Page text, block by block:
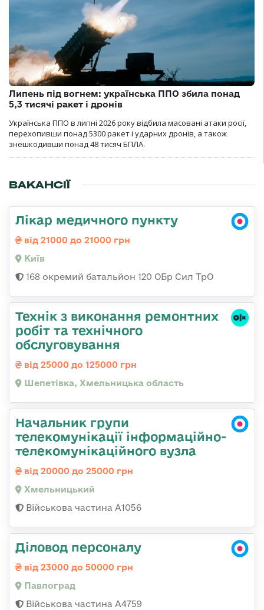
Липень під вогнем: українська ППО збила понад
5,3 тисячі ракет і дронів
Українська ППО в липні 2026 року відбила масовані атаки росії,
перехопивши понад 5300 ракет і ударних дронів, а також
знешкодивши понад 48 тисяч БПЛА.
ВАКАНСІЇ
Лікар медичного пункту
від 21000 до 21000 грн
Київ
168 окремий батальйон 120 ОБр Cил ТрО
Технік з виконання ремонтних
робіт та технічного
обслуговування
від 25000 до 125000 грн
Шепетівка, Хмельницька область
Начальник групи
телекомунікації інформаційно-
телекомунікаційного вузла
від 20000 до 25000 грн
Хмельницький
Військова частина А1056
Діловод персоналу
від 23000 до 50000 грн
Павлоград
Військова частина А4759